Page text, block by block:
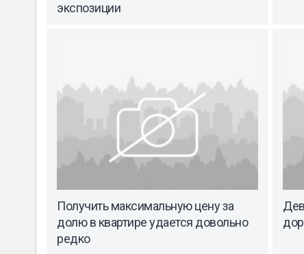
экспозиции
Получить максимальную цену за
долю в квартире удается довольно
редко